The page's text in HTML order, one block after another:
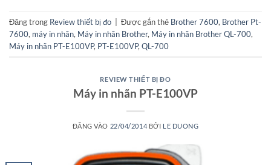
Đăng trong Review thiết bị đo Được gắn thẻ Brother 7600, Brother Pt-
7600, máy in nhãn, Máy in nhãn Brother, Máy in nhãn Brother QL-700,
Máy in nhãn PT-E100VP, PT-E100VP, QL-700
REVIEW THIẾT BỊ ĐO
Máy in nhãn PT-E100VP
ĐĂNG VÀO 22/04/2014 BỞI LE DUONG